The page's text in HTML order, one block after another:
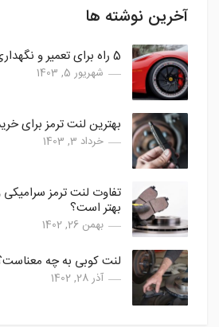
آخرین نوشته ها
5 راه برای تعمیر و نگهداری صحیح ترمزها
شهریور 5, 1403
بهترین لنت ترمز برای
خرداد 3, 1403
تفاوت لنت ترمز سرامیکی
بهتر است؟
بهمن 26, 1402
لنت کوبی به چه
آذر 28, 1402